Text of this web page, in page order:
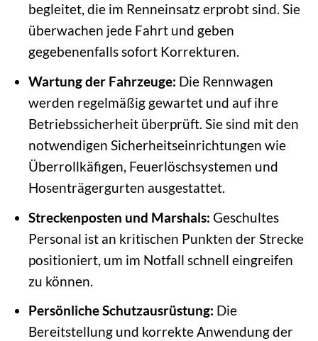
begleitet, die im Renneinsatz erprobt sind. Sie
überwachen jede Fahrt und geben
gegebenenfalls sofort Korrekturen.
Wartung der Fahrzeuge: Die Rennwagen
werden regelmäßig gewartet und auf ihre
Betriebssicherheit überprüft. Sie sind mit den
notwendigen Sicherheitseinrichtungen wie
Überrollkäfigen, Feuerlöschsystemen und
Hosenträgergurten ausgestattet.
Streckenposten und Marshals: Geschultes
Personal ist an kritischen Punkten der Strecke
positioniert, um im Notfall schnell eingreifen
zu können.
Persönliche Schutzausrüstung: Die
Bereitstellung und korrekte Anwendung der